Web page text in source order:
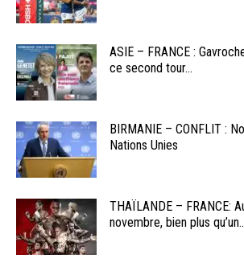
ASIE – FRANCE :
ce second tour...
BIRMANIE – CONFLIT :
Nations Unies
THAÏLANDE – FRANCE:
novembre, bien plus